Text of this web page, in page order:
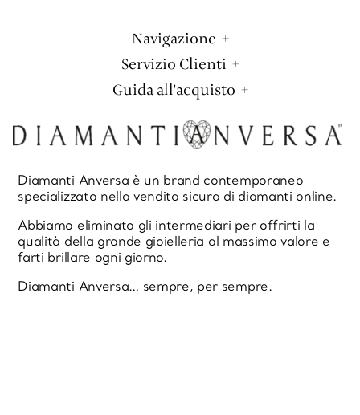
Navigazione
Servizio Clienti
Guida all'acquisto
Diamanti Anversa è un brand contemporaneo
specializzato nella vendita sicura di diamanti online.
Abbiamo eliminato gli intermediari per offrirti la
qualità della grande gioielleria al massimo valore e
farti brillare ogni giorno.
Diamanti Anversa… sempre, per sempre.